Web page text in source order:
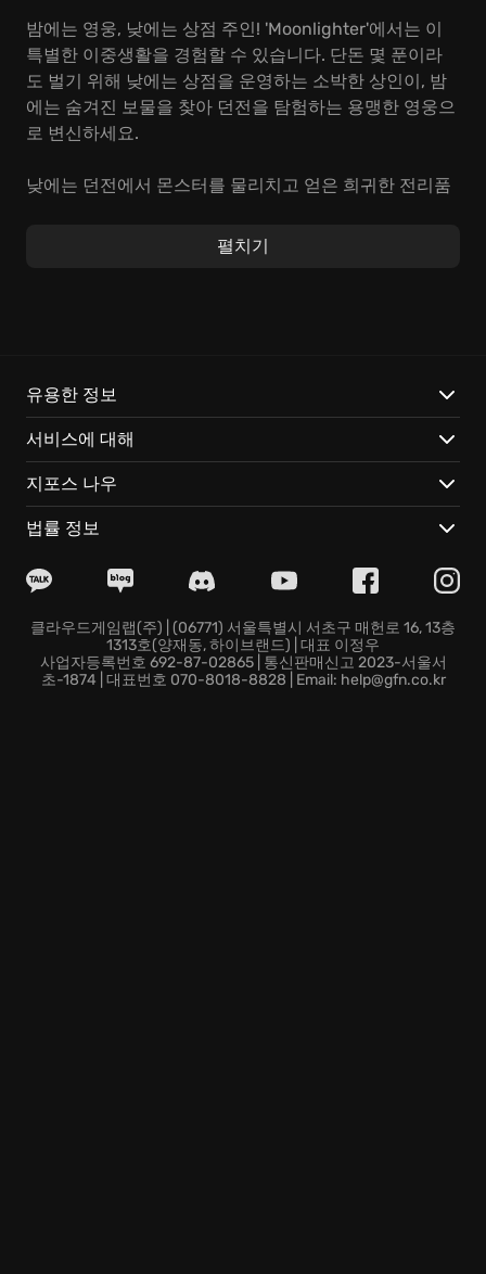
밤에는 영웅, 낮에는 상점 주인! 'Moonlighter'에서는 이
특별한 이중생활을 경험할 수 있습니다. 단돈 몇 푼이라
도 벌기 위해 낮에는 상점을 운영하는 소박한 상인이, 밤
에는 숨겨진 보물을 찾아 던전을 탐험하는 용맹한 영웅으
로 변신하세요.
낮에는 던전에서 몬스터를 물리치고 얻은 희귀한 전리품
깊숙한 곳에서 강력한 보스 몬스터와 목숨을 건 전투를
이 게임을 놓쳐서는 안 될 세 가지 이유:
다양한 무기로 던전을 공략하세요! 묵직한 망치, 날렵한
단검, 신비로운 활... 각 무기의 고유한 움직임과 효과를
활용하여 적들을 제압하고, 숨겨진 연계기를 발견하는 재
미를 느껴보세요!
이는 황금 간판으로 교체하고, 희귀한 아이템으로 가득
새로운 상인을 마을로 불러들여 더욱 특별하고 강력한 아
이템을 획득할 기회를 잡으세요.
고대 던전에 숨겨진 비밀을 파헤치는 스릴 넘치는 여정:
펼치기
유용한 정보
서비스에 대해
지포스 나우
법률 정보
클라우드게임랩(주) | (06771) 서울특별시 서초구 매헌로 16, 13층
1313호(양재동, 하이브랜드) | 대표 이정우
사업자등록번호 692-87-02865 | 통신판매신고 2023-서울서
초-1874 | 대표번호 070-8018-8828 | Email: help@gfn.co.kr